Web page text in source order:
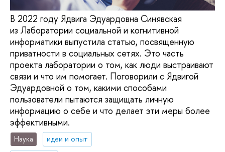
В 2022 году Ядвига Эдуардовна Синявская
из Лаборатории социальной и когнитивной
информатики выпустила статью, посвященную
приватности в социальных сетях. Это часть
проекта лаборатории о том, как люди выстраивают
связи и что им помогает. Поговорили с Ядвигой
Эдуардовной о том, какими способами
пользователи пытаются защищать личную
информацию о себе и что делает эти меры более
эффективными.
Наука
идеи и опыт